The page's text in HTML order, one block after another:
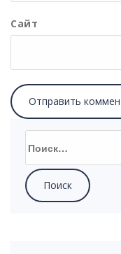
Сайт